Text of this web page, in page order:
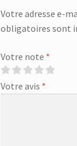
Votre adresse e-
obligatoires sont
Votre note *
Votre avis *